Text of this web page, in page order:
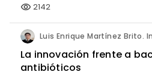
visibility 2142
La innovación frente a
antibióticos